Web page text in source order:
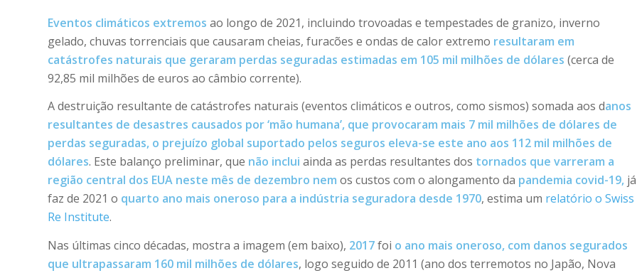
Eventos climáticos extremos ao longo de 2021, incluindo trovoadas e tempestades de granizo, inverno
gelado, chuvas torrenciais que causaram cheias, furacões e ondas de calor extremo resultaram em
catástrofes naturais que geraram perdas seguradas estimadas em 105 mil milhões de dólares (cerca de
92,85 mil milhões de euros ao câmbio corrente).
A destruição resultante de catástrofes naturais (eventos climáticos e outros, como sismos) somada aos danos
resultantes de desastres causados por ‘mão humana’, que provocaram mais 7 mil milhões de dólares de
perdas seguradas, o prejuízo global suportado pelos seguros eleva-se este ano aos 112 mil milhões de
dólares. Este balanço preliminar, que não inclui ainda as perdas resultantes dos tornados que varreram a
região central dos EUA neste mês de dezembro nem os custos com o alongamento da pandemia covid-19, já
faz de 2021 o quarto ano mais oneroso para a indústria seguradora desde 1970, estima um relatório o Swiss
Re Institute.
Nas últimas cinco décadas, mostra a imagem (em baixo), 2017foi o ano mais oneroso, com danos segurados
que ultrapassaram 160 mil milhões de dólares, logo seguido de 2011 (ano dos terremotos no Japão, Nova